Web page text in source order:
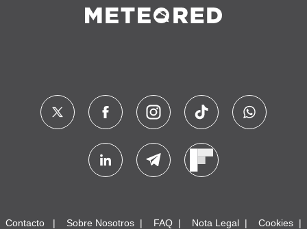
Contacto Sobre Nosotros FAQ Nota Legal Cookies